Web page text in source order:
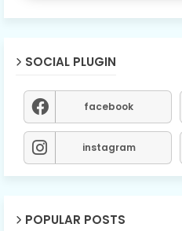
SOCIAL PLUGIN
facebook
instagram
POPULAR POSTS